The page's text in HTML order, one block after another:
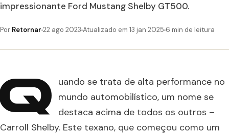
impressionante Ford Mustang Shelby GT500.
Por Retornar 22 ago 2023 Atualizado em 13 jan 2025 6 min de leitura
uando se trata de alta performance no
mundo automobilístico, um nome se
destaca acima de todos os outros –
Carroll Shelby. Este texano, que começou como um